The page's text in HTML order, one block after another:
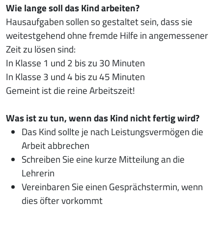
Wie lange soll das Kind arbeiten?
Hausaufgaben sollen so gestaltet sein, dass sie
weitestgehend ohne fremde Hilfe in angemessener
Zeit zu lösen sind:
In Klasse 1 und 2 bis zu 30 Minuten
In Klasse 3 und 4 bis zu 45 Minuten
Gemeint ist die reine Arbeitszeit!
Was ist zu tun, wenn das Kind nicht fertig wird?
Das Kind sollte je nach Leistungsvermögen die
Arbeit abbrechen
Schreiben Sie eine kurze Mitteilung an die
Lehrerin
Vereinbaren Sie einen Gesprächstermin, wenn
dies öfter vorkommt